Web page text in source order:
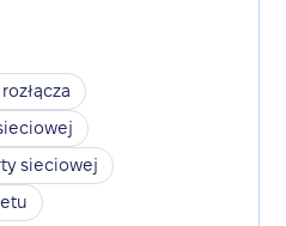
sieciowej